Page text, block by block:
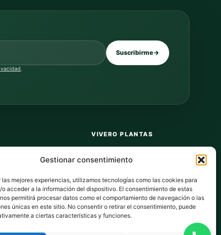
Gestionar consentimiento
las mejores experiencias, utilizamos tecnologías como las cookies para
o acceder a la información del dispositivo. El consentimiento de estas
permitirá procesar datos como el comportamiento de navegación o las
únicas en este sitio. No consentir o retirar el consentimiento, puede
a ciertas características y funciones.
Suscribirme→
.
VIVERO PLANTAS
Privacidad
Cookies